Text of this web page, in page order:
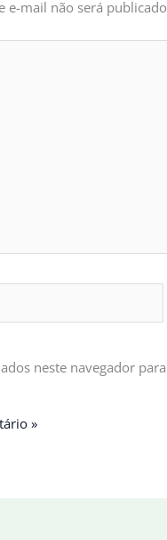
e-mail não será
neste navegador